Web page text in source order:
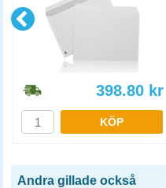
398.80 kr
KÖP
Andra gillade också